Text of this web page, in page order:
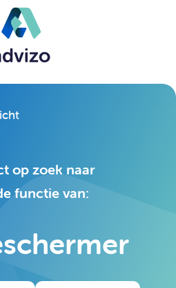
op zoek naar
functie van: